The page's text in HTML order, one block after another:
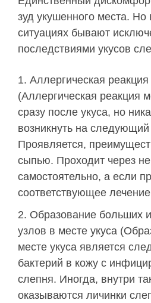
зуд укушенного места. Но
ситуациях бывают
последствиями укусов
Аллергическая
(Аллергическая реакция
сразу после укуса, но
возникнуть на
Проявляется,
сыпью. Проходит через
самостоятельно, а если
соответствующее
Образование больших
узлов в месте укуса
месте укуса является
бактерий в кожу с
слепня. Иногда, внутри
оказываются личинки